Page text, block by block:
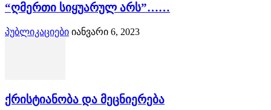
“ღმერთი სიყუარულ არს”……
პუბლიკაციები იანვარი 6, 2023
ქრისტიანობა და მეცნიერება